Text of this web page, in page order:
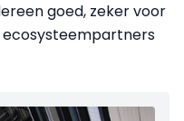
goed, zeker voor